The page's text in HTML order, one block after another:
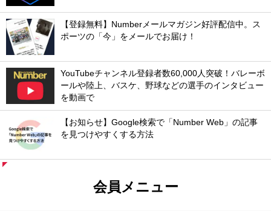
【登録無料】Numberメールマガジン好評配信中。ス
ポーツの「今」をメールでお届け！
YouTubeチャンネル登録者数60,000人突破！バレーボ
ールや陸上、バスケ、野球などの選手のインタビュー
を動画で
【お知らせ】Google検索で「Number Web」の記事
を見つけやすくする方法
会員メニュー